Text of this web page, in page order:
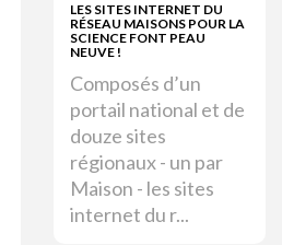
LES SITES INTERNET DU
RÉSEAU MAISONS POUR LA
SCIENCE FONT PEAU
NEUVE !
Composés d’un
portail national et de
douze sites
régionaux - un par
Maison - les sites
internet du r...